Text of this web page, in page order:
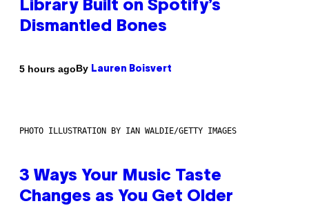
Library Built on Spotify’s
Dismantled Bones
5 hours agoBy Lauren Boisvert
PHOTO ILLUSTRATION BY IAN WALDIE/GETTY IMAGES
3 Ways Your Music Taste
Changes as You Get Older